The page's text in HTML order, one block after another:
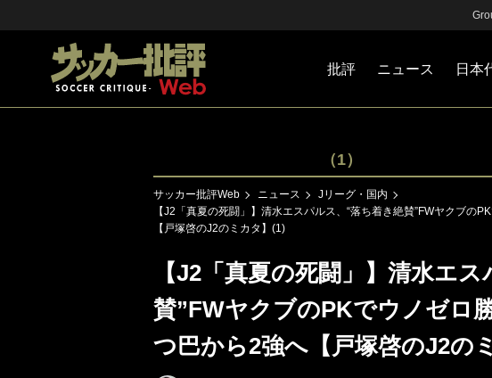
批評 ニュース 日本
（1）
サッカー批評Web ニュース
Jリーグ・国内
【J2「真夏の死闘」】清水エスパルス、“落ち着き絶賛”FWヤクブの
【戸塚啓のJ2のミカタ】(1)
【J2「真夏の死闘」】清水エ
賛”FWヤクブのPKでウノゼロ
つ巴から2強へ【戸塚啓のJ2の